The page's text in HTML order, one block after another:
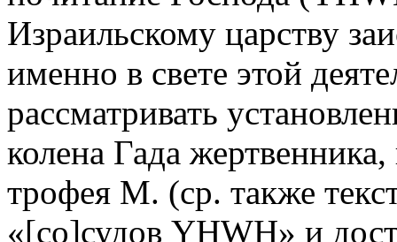
Израильскому царству
именно в свете этой
рассматривать
колена Гада
трофея М. (ср. также
«[со]судов YHWH» и